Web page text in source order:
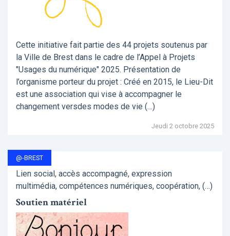
Cette initiative fait partie des 44 projets soutenus par
la Ville de Brest dans le cadre de l’Appel à Projets
"Usages du numérique" 2025. Présentation de
l’organisme porteur du projet : Créé en 2015, le Lieu-Dit
est une association qui vise à accompagner le
changement versdes modes de vie (…)
Jeudi 2 octobre 2025
@-BREST
Lien social, accès accompagné, expression
multimédia, compétences numériques, coopération, (…)
Soutien matériel